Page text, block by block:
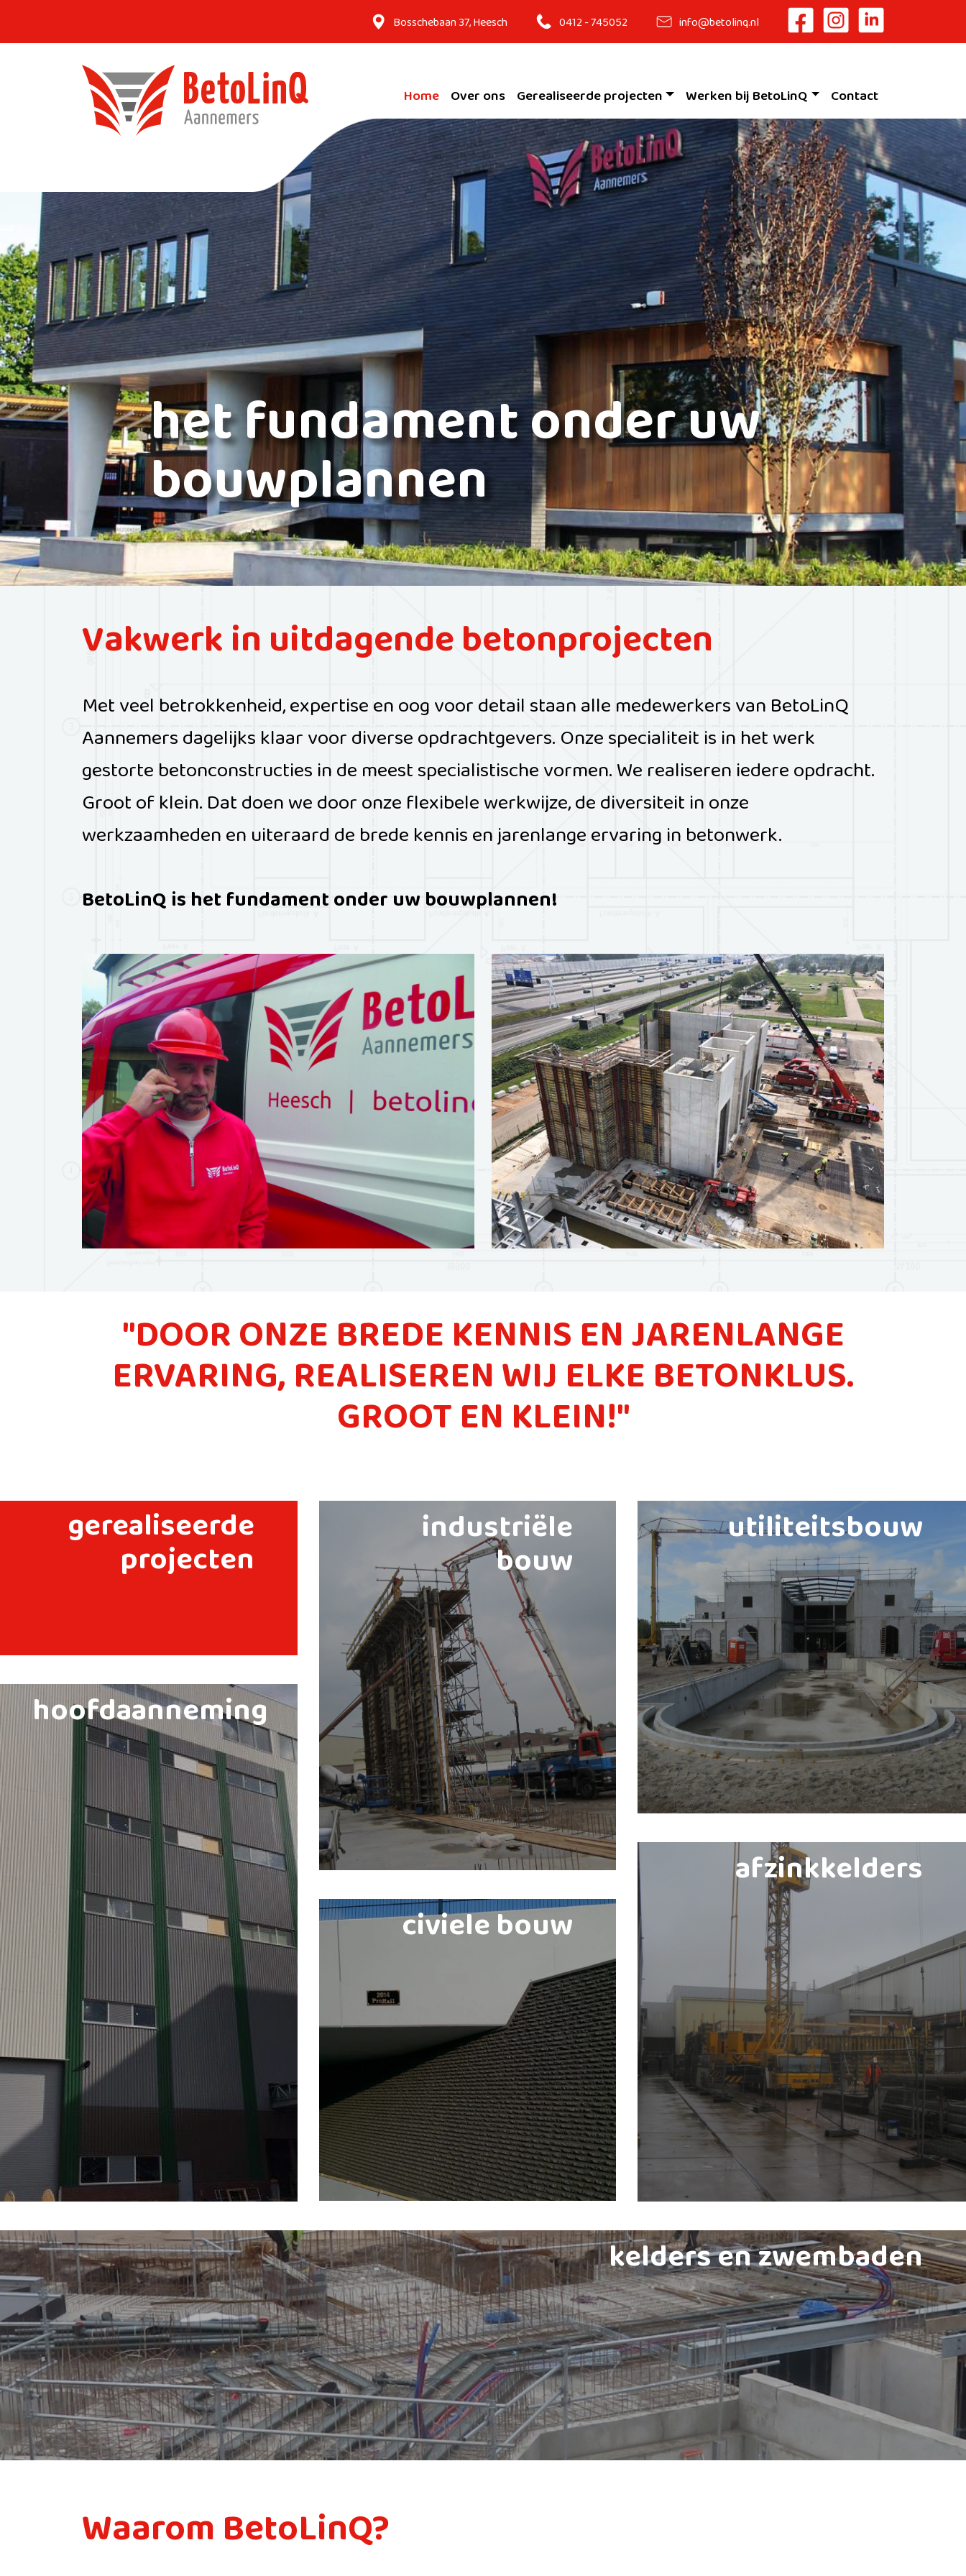
Bosschebaan 37, Heesch 0412 - 745052 info@betolinq.nl
Home Over ons Gerealiseerde projecten Werken bij BetoLinQ Contact
het fundament onder uw
bouwplannen
Vakwerk in uitdagende betonprojecten
Met veel betrokkenheid, expertise en oog voor detail staan alle medewerkers van BetoLinQ
Aannemers dagelijks klaar voor diverse opdrachtgevers. Onze specialiteit is in het werk
gestorte betonconstructies in de meest specialistische vormen. We realiseren iedere opdracht.
Groot of klein. Dat doen we door onze flexibele werkwijze, de diversiteit in onze
werkzaamheden en uiteraard de brede kennis en jarenlange ervaring in betonwerk.
BetoLinQ is het fundament onder uw bouwplannen!
"DOOR ONZE BREDE KENNIS EN JARENLANGE
ERVARING, REALISEREN WIJ ELKE BETONKLUS.
GROOT EN KLEIN!"
gerealiseerde
projecten
hoofdaanneming
industriële
bouw
civiele bouw
utiliteitsbouw
afzinkkelders
kelders en zwembaden
Waarom BetoLinQ?